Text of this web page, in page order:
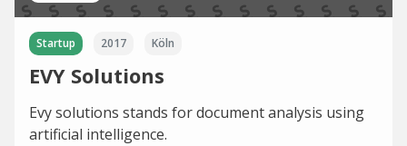
Startup 2017 Köln
EVY Solutions
Evy solutions stands for document analysis using
artificial intelligence.